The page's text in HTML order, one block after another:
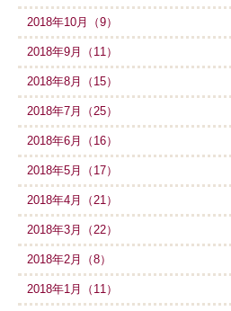
2018年10月（9）
2018年9月（11）
2018年8月（15）
2018年7月（25）
2018年6月（16）
2018年5月（17）
2018年4月（21）
2018年3月（22）
2018年2月（8）
2018年1月（11）